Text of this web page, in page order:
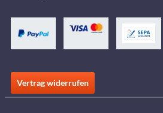
Vertrag widerrufen